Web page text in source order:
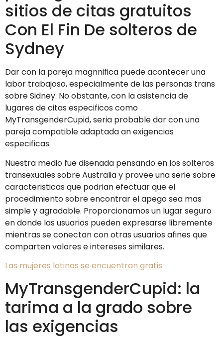
sitios de citas gratuitos
Con El Fin De solteros de
Sydney
Dar con la pareja magnnifica puede acontecer una
labor trabajoso, especialmente de las personas trans
sobre Sidney. No obstante, con la asistencia de
lugares de citas especi­ficos como
MyTransgenderCupid, seri­a probable dar con una
pareja compatible adaptada an exigencias
especificas.
Nuestra medio fue disenada pensando en los solteros
transexuales sobre Australia y provee una serie sobre
caracteristicas que podri­an efectuar que el
procedimiento sobre encontrar el apego sea mas
simple y agradable. Proporcionamos un lugar seguro
en donde las usuarios pueden expresarse libremente
mientras se conectan con otras usuarios afines que
comparten valores e intereses similares.
Las mujeres latinas se encuentran gratis
MyTransgenderCupid: la
tarima a la grado sobre
las exigencias